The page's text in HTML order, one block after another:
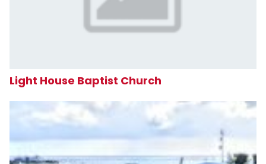
Light House Baptist Church